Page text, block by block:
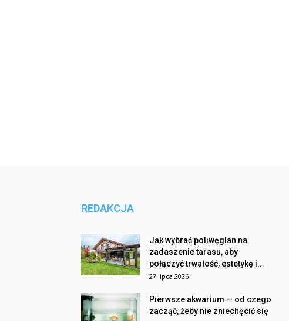
REDAKCJA
Jak wybrać poliwęglan na
zadaszenie tarasu, aby
połączyć trwałość, estetykę i...
27 lipca 2026
Pierwsze akwarium — od czego
zacząć, żeby nie zniechęcić się